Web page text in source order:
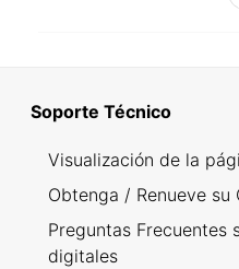
Soporte Técnico
Visualización de la
Obtenga / Renueve
Preguntas Frecuentes
digitales